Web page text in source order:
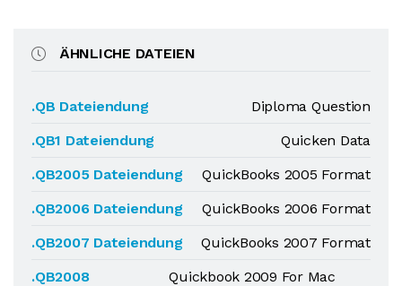
ÄHNLICHE DATEIEN
.QB Dateiendung
Diploma Question
.QB1 Dateiendung
Quicken Data
.QB2005 Dateiendung
QuickBooks 2005 Format
.QB2006 Dateiendung
QuickBooks 2006 Format
.QB2007 Dateiendung
QuickBooks 2007 Format
.QB2008
Quickbook 2009 For Mac